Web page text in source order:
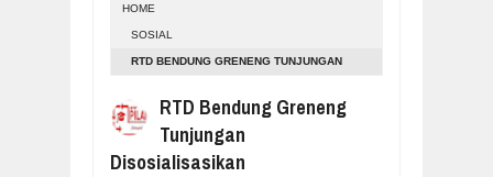
HOME
SOSIAL
RTD BENDUNG GRENENG TUNJUNGAN
RTD Bendung Greneng
Tunjungan
Disosialisasikan